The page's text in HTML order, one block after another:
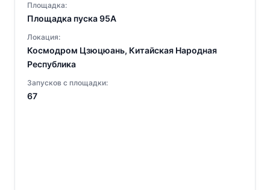
Площадка:
Площадка пуска 95A
Локация:
Космодром Цзюцюань, Китайская Народная
Республика
Запусков с площадки:
67